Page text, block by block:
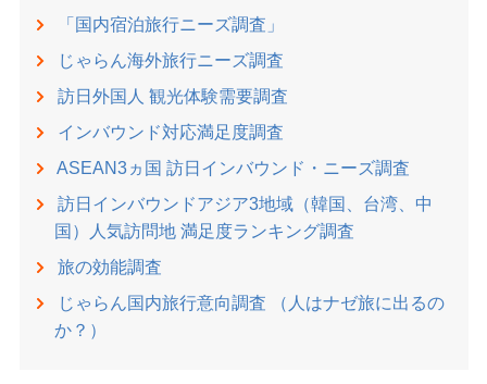
「国内宿泊旅行ニーズ調査」
じゃらん海外旅行ニーズ調査
訪日外国人 観光体験需要調査
インバウンド対応満足度調査
ASEAN3ヵ国 訪日インバウンド・ニーズ調査
訪日インバウンドアジア3地域（韓国、台湾、中
国）人気訪問地 満足度ランキング調査
旅の効能調査
じゃらん国内旅行意向調査 （人はナゼ旅に出るの
か？）